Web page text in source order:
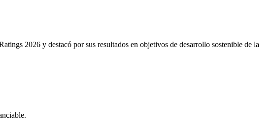
2026 y destacó por sus resultados en objetivos de desarrollo sostenible de la